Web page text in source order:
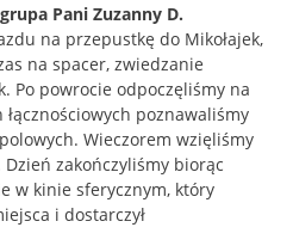
Pani Zuzanny D.
na przepustkę do Mikołajek,
na spacer, zwiedzanie
Po powrocie odpoczęliśmy na
poznawaliśmy
Wieczorem wzięliśmy
zakończyliśmy biorąc
w kinie sferycznym, który
i dostarczył